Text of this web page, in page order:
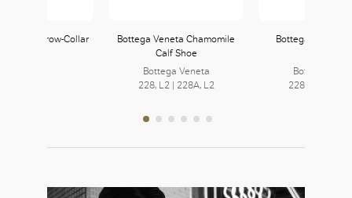
Narrow-Collar
Bottega Veneta Chamomile
Calf Shoe
Bottega Veneta
228, L2 | 228A, L2
Bottega Veneta
Bottega
228, L2 |